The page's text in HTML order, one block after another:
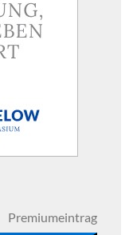
Premiumeintrag